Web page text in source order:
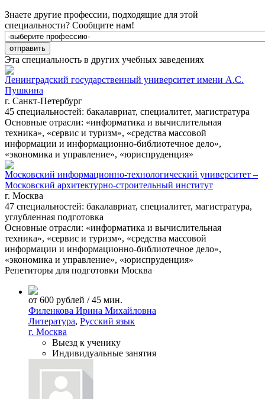
Знаете другие профессии, подходящие для этой
специальности? Сообщите нам!
Эта специальность в других учебных заведениях
Ленинградский государственный университет имени А.С.
Пушкина
г. Санкт-Петербург
45 специальностей: бакалавриат, специалитет, магистратура
Основные отрасли: «информатика и вычислительная
техника», «сервис и туризм», «средства массовой
информации и информационно-библиотечное дело»,
«экономика и управление», «юриспруденция»
Московский информационно-технологический университет –
Московский архитектурно-строительный институт
г. Москва
47 специальностей: бакалавриат, специалитет, магистратура,
углубленная подготовка
Основные отрасли: «информатика и вычислительная
техника», «сервис и туризм», «средства массовой
информации и информационно-библиотечное дело»,
«экономика и управление», «юриспруденция»
Репетиторы для подготовки Москва
от 600 рублей / 45 мин.
Филенкова Ирина Михайловна
Литература, Русский язык
г. Москва
Выезд к ученику
Индивидуальные занятия